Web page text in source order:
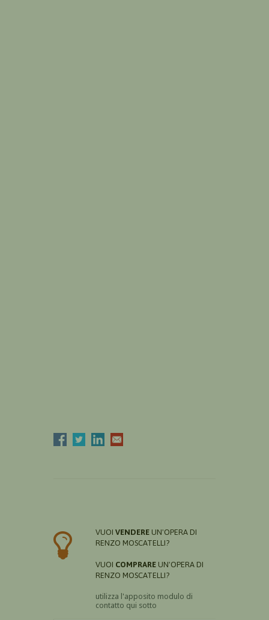
VUOI VENDERE UN'OPERA DI
RENZO MOSCATELLI?
VUOI COMPRARE UN'OPERA DI
RENZO MOSCATELLI?
utilizza l'apposito modulo di
contatto qui sotto